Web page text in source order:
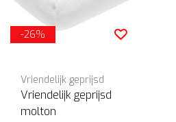
-26%
Vriendelijk geprijsd
Vriendelijk geprijsd
molton